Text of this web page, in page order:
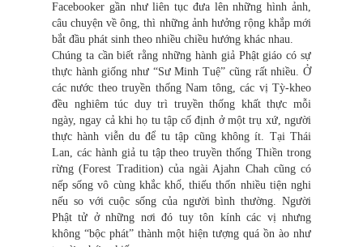
Facebooker gần như liên tục đưa lên những hình ảnh,
câu chuyện về ông, thì những ảnh hưởng rộng khắp mới
bắt đầu phát sinh theo nhiều chiều hướng khác nhau.
Chúng ta cần biết rằng những hành giả Phật giáo có sự
thực hành giống như “Sư Minh Tuệ” cũng rất nhiều. Ở
các nước theo truyền thống Nam tông, các vị Tỳ-kheo
đều nghiêm túc duy trì truyền thống khất thực mỗi
ngày, ngay cả khi họ tu tập cố định ở một trụ xứ, người
thực hành viễn du để tu tập cũng không ít. Tại Thái
Lan, các hành giả tu tập theo truyền thống Thiền trong
rừng (Forest Tradition) của ngài Ajahn Chah cũng có
nếp sống vô cùng khắc khổ, thiếu thốn nhiều tiện nghi
nếu so với cuộc sống của người bình thường. Người
Phật tử ở những nơi đó tuy tôn kính các vị nhưng
không “bộc phát” thành một hiện tượng quá ồn ào như